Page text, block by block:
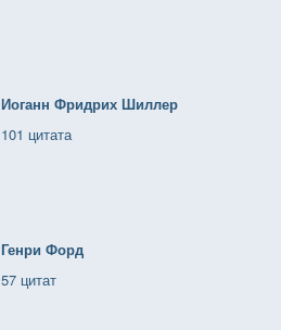
Иоганн Фридрих Шиллер
101 цитата
Генри Форд
57 цитат